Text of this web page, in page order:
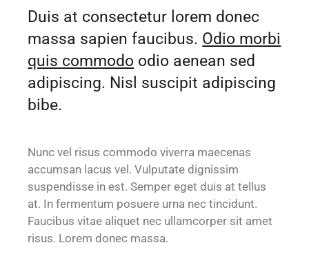
Duis at consectetur lorem donec
massa sapien faucibus. Odio morbi
quis commodo odio aenean sed
adipiscing. Nisl suscipit adipiscing
bibe.
Nunc vel risus commodo viverra maecenas
accumsan lacus vel. Vulputate dignissim
suspendisse in est. Semper eget duis at tellus
at. In fermentum posuere urna nec tincidunt.
Faucibus vitae aliquet nec ullamcorper sit amet
risus. Lorem donec massa.